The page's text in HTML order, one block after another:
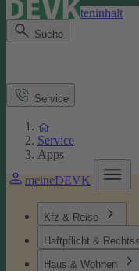
Direkt zum Seiteninhalt
Suche
meineDEVK
Kfz & Reise
Haftpflicht &
Haus & Wohnen
Service
Service
Apps